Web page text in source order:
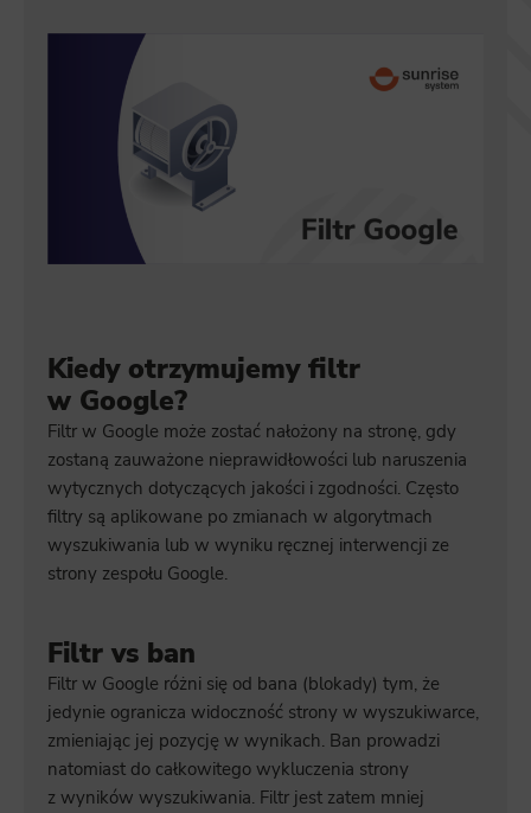
Kiedy otrzymujemy filtr
w Google?
Filtr w Google może zostać nałożony na stronę, gdy
zostaną zauważone nieprawidłowości lub naruszenia
wytycznych dotyczących jakości i zgodności. Często
filtry są aplikowane po zmianach w algorytmach
wyszukiwania lub w wyniku ręcznej interwencji ze
strony zespołu Google.
Filtr vs ban
Filtr w Google różni się od bana (blokady) tym, że
jedynie ogranicza widoczność strony w wyszukiwarce,
zmieniając jej pozycję w wynikach. Ban prowadzi
natomiast do całkowitego wykluczenia strony
z wyników wyszukiwania. Filtr jest zatem mniej